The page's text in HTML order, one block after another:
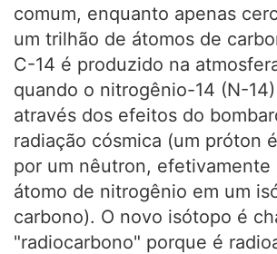
comum, enquanto apenas
um trilhão de átomos de
C-14 é produzido na
quando o nitrogênio-14 (N-
através dos efeitos do
radiação cósmica (um próton
por um nêutron, efetivamente
átomo de nitrogênio em um
carbono). O novo isótopo é
"radiocarbono" porque é